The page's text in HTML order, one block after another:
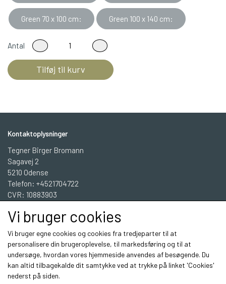
Green 70 x 100 cm: Green 100 x 140 cm:
Antal
Tilføj til kurv
Kontaktoplysninger
Tegner Birger Bromann
Sagavej 2
5210 Odense
Telefon: +4521704722
CVR: 10883903
BBGrafisk Workshop INFO
Sociale medier
Vi bruger cookies
Vi bruger egne cookies og cookies fra tredjeparter til at
personalisere din brugeroplevelse, til markedsføring og til at
undersøge, hvordan vores hjemmeside anvendes af besøgende. Du
kan altid tilbagekalde dit samtykke ved at trykke på linket 'Cookies'
nederst på siden.